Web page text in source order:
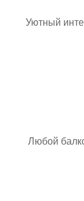
Уютный
Любой